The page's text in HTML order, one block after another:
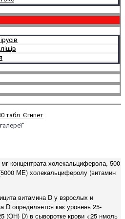
концентрата холекальциферола, 500
МЕ) холекальциферолу (витамин
витамина D у взрослых и
D определяется как уровень 25-
(OH) D) в сыворотке крови <25 нмоль